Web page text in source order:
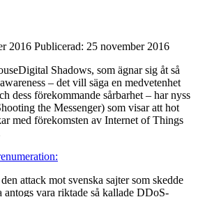
2016 Publicerad: 25 november 2016
Digital Shadows, som ägnar sig åt så
– det vill säga en medvetenhet
dess förekommande sårbarhet – har nyss
the Messenger) som visar att hot
med förekomsten av Internet of Things
attack mot svenska sajter som skedde
antogs vara riktade så kallade DDoS-